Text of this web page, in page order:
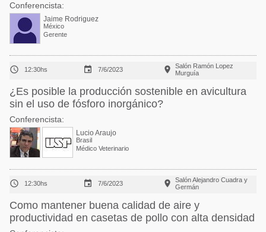
Conferencista:
Jaime Rodriguez
México
Gerente
 12:30hs  7/6/2023 
Salón Ramón Lopez
Murguía
¿Es posible la producción sostenible en avicultura
sin el uso de fósforo inorgánico?
Conferencista:
Lucio Araujo
Brasil
Médico Veterinario
 12:30hs  7/6/2023 
Salón Alejandro Cuadra y
Germán
Como mantener buena calidad de aire y
productividad en casetas de pollo con alta densidad